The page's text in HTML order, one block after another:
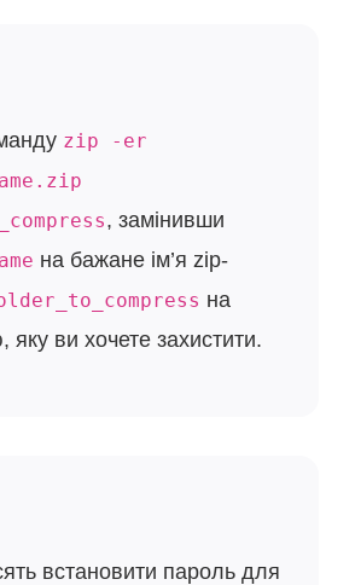
zip -er
, замінивши
на бажане ім’я zip-
на
яку ви хочете захистити.
встановити пароль для